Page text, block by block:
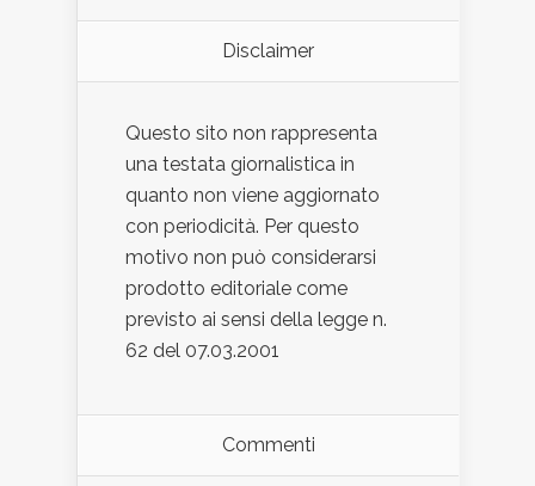
Disclaimer
Questo sito non rappresenta
una testata giornalistica in
quanto non viene aggiornato
con periodicità. Per questo
motivo non può considerarsi
prodotto editoriale come
previsto ai sensi della legge n.
62 del 07.03.2001
Commenti